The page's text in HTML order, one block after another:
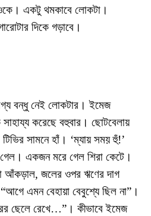
একটু থমকাবে লোকটা।
দিকে গড়াবে।
বন্ধু নেই লোকটার। ইমেজ
সাহায্য করেছে বহুবার। ছোটবেলায়
সামনে হাঁ। ‘ম্যায় সময় হুঁ!’
একজন মরে গেল শিরা কেটে।
জলের ওপর ঋণের দাগ
এমন বেহায়া বেবুশ্যে ছিল না”।
ছেলে রেখে…”। কীভাবে ইমেজ